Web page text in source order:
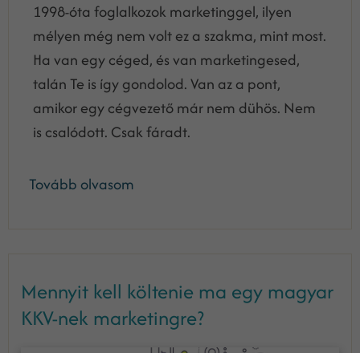
1998-óta foglalkozok marketinggel, ilyen
mélyen még nem volt ez a szakma, mint most.
Ha van egy céged, és van marketingesed,
talán Te is így gondolod. Van az a pont,
amikor egy cégvezető már nem dühös. Nem
is csalódott. Csak fáradt.
Tovább olvasom
Mennyit kell költenie ma egy magyar
KKV-nek marketingre?